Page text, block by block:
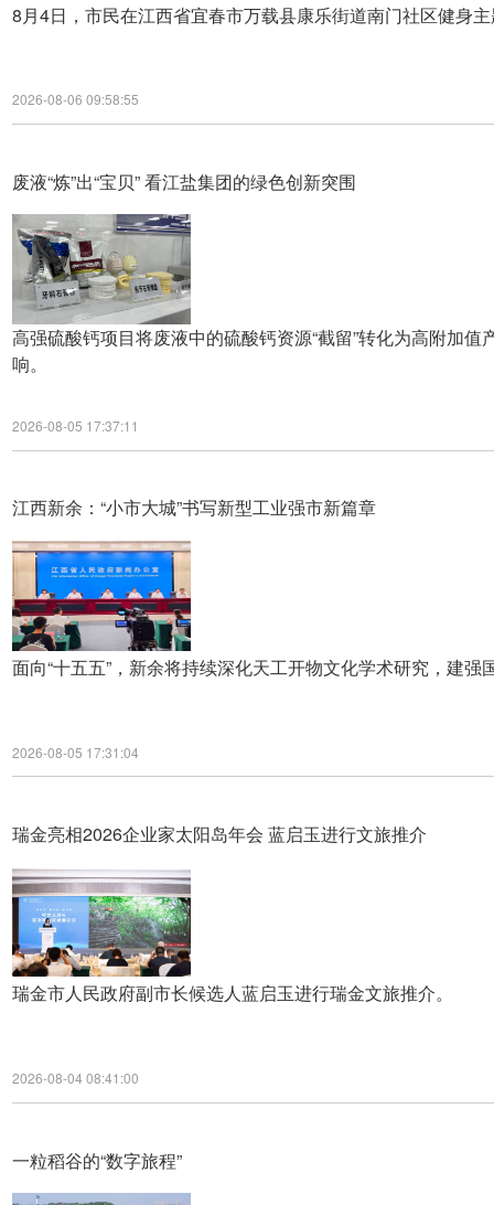
8月4日，市民在江西省宜春市万载县康乐街道南门社区健身
2026-08-06 09:58:55
废液“炼”出“宝贝” 看江盐集团的绿色创新突围
高强硫酸钙项目将废液中的硫酸钙资源“截留”转化为高附加
响。
2026-08-05 17:37:11
江西新余：“小市大城”书写新型工业强市新篇章
面向“十五五”，新余将持续深化天工开物文化学术研究，建
2026-08-05 17:31:04
瑞金亮相2026企业家太阳岛年会 蓝启玉进行文旅推介
瑞金市人民政府副市长候选人蓝启玉进行瑞金文旅推介。
2026-08-04 08:41:00
一粒稻谷的“数字旅程”